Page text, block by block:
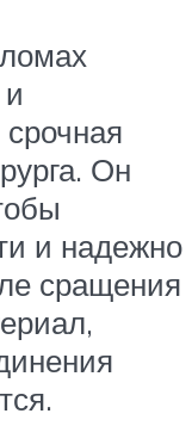
Он
и надежно
сращения